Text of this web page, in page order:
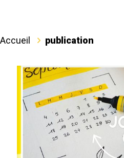
Accueil publication